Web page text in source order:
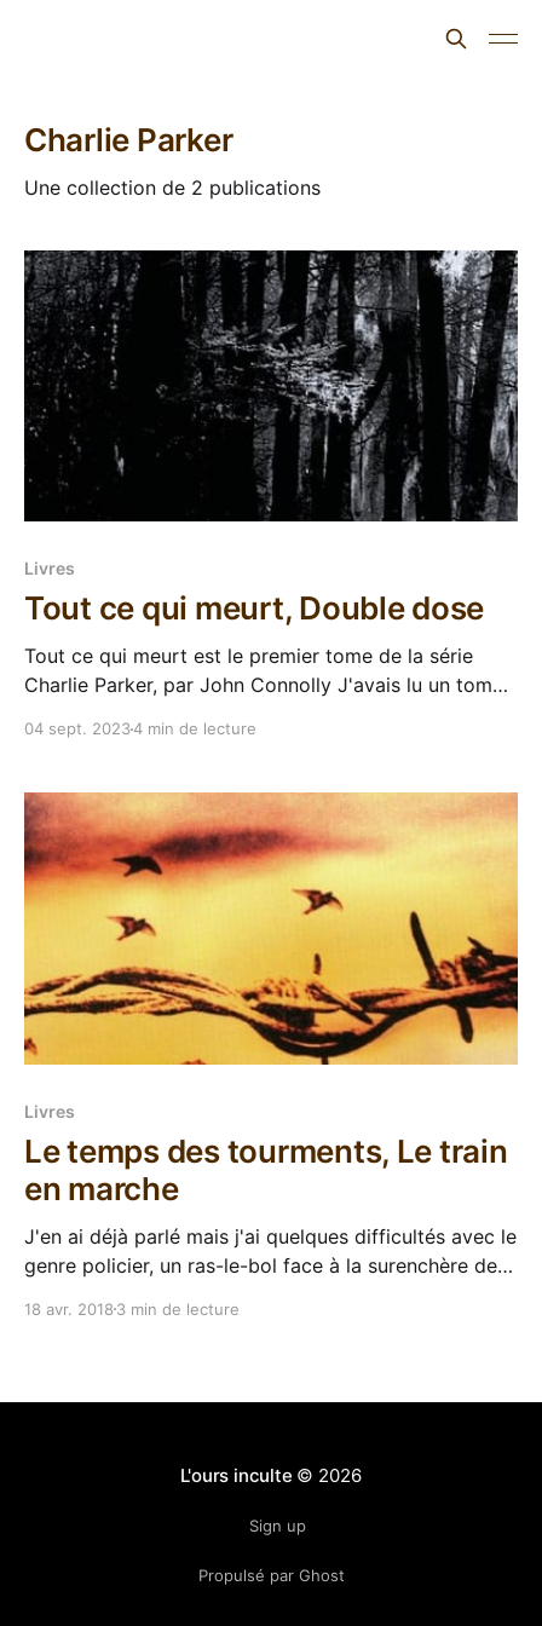
Charlie Parker
Une collection de 2 publications
Livres
Tout ce qui meurt, Double dose
Tout ce qui meurt est le premier tome de la série
Charlie Parker, par John Connolly J'avais lu un tome
quelques années, parce que j'avais remporté Le
critique
04 sept. 20234 min de lecture
Livres
Le temps des tourments, Le train
en marche
J'en ai déjà parlé mais j'ai quelques difficultés avec le
genre policier, un ras-le-bol face à la surenchère de
victime torturée... Mais pourtant je tente, incorrigible
18 avr. 2018 3 min de lecture
L'ours inculte © 2026
Sign up
Propulsé par Ghost